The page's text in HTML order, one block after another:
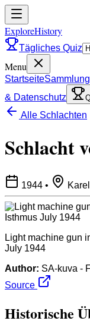
ExploreHistory
Tägliches Quiz
Menu
Startseite
& Datenschutz
Alle Schlachten
Schlacht
1944 •
Light machine gun
July 1944
Author: SA-kuva -
Source
Historische